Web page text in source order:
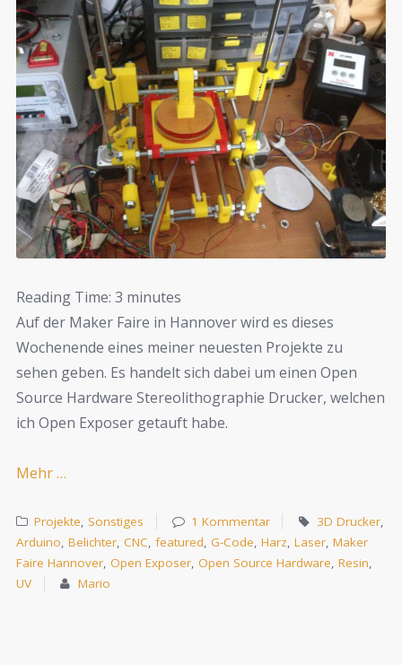
Reading Time: 3 minutes
Auf der Maker Faire in Hannover wird es dieses
Wochenende eines meiner neuesten Projekte zu
sehen geben. Es handelt sich dabei um einen Open
Source Hardware Stereolithographie Drucker, welchen
ich Open Exposer getauft habe.
Mehr …
Projekte Sonstiges 1 Kommentar 3D Drucker,
Arduino Belichter CNC featured G-Code Harz Laser Maker
Faire Hannover Open Exposer Open Source Hardware Resin
UV
Mario